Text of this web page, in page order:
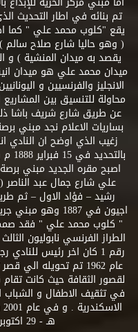
تم بنائه في اطار التحديث
يقع "كلوب محمد علي " كما
( وهو حاليا شارع صلاح
يقصد به ميدان المنشية ) و
ميدان محمد علي هو ميدان
الانجليز والفرنسيين و
محاولة للتنسيق بين
عن طريق شارع شريف باشا
بساريات الاعلام نجد مبني
زغيب الذي اوضح ان
اصبح مقره الجديد مبني
علي شارع جمال عبد
رشيد – فؤاد الاول – ثم
اجيون في 1887
" كلوب محمد علي " فقد صمم
الطراز الفرنسي نابوليون
رقم 1 كان اخر رئيس
عام 1962 تم تحويله
لقصور الثقافة حيث كانت
في تثقيف الاطفال و
هـ - 29 اكتوبر2001 تم افتتاح المركز